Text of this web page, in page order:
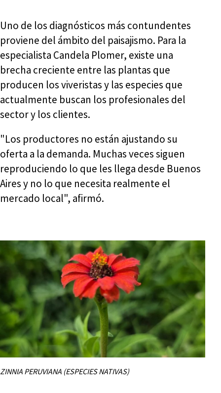
Uno de los diagnósticos más contundentes
proviene del ámbito del paisajismo. Para la
especialista Candela Plomer, existe una
brecha creciente entre las plantas que
producen los viveristas y las especies que
actualmente buscan los profesionales del
sector y los clientes.
"Los productores no están ajustando su
oferta a la demanda. Muchas veces siguen
reproduciendo lo que les llega desde Buenos
Aires y no lo que necesita realmente el
mercado local", afirmó.
ZINNIA PERUVIANA (ESPECIES NATIVAS)